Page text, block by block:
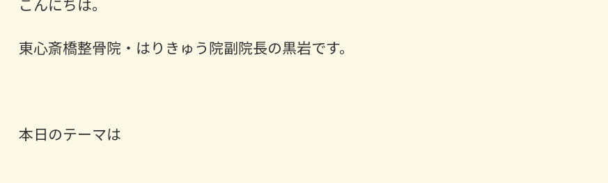
こんにちは。
東心斎橋整骨院・はりきゅう院副院長の黒岩です。
本日のテーマは